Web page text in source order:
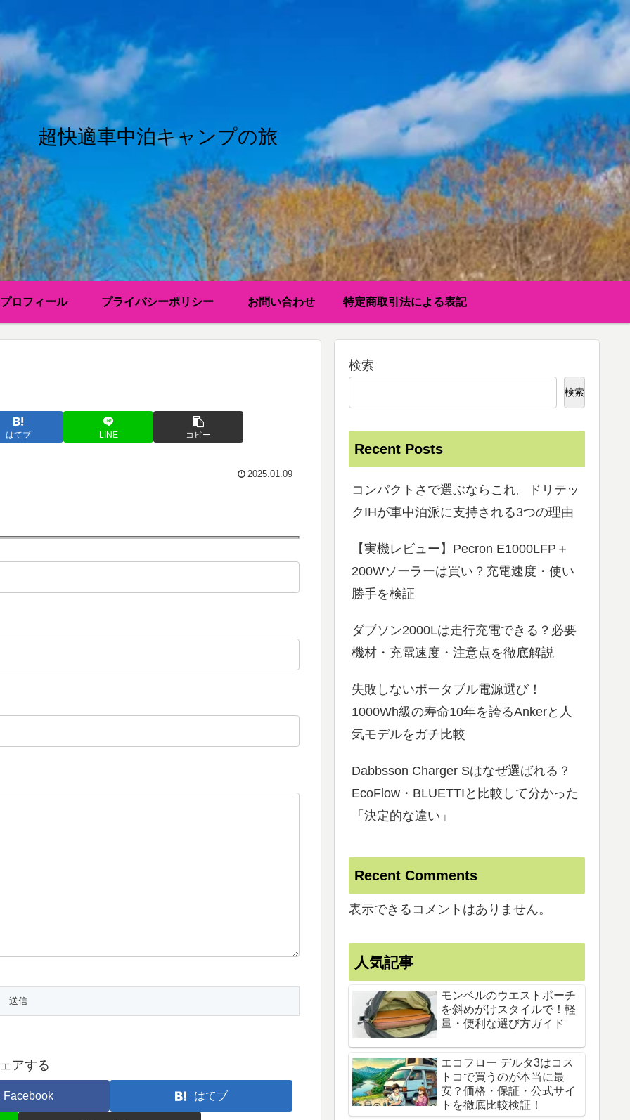
超快適車中泊キャンプの旅
プロフィール プライバシーポリシー お問い合わせ 特定商取引法による表記
はてブ LINE コピー
2025.01.09
アする
Facebook はてブ
検索
検索
Recent Posts
コンパクトさで選ぶならこれ。ドリテッ
クIHが車中泊派に支持される3つの理由
【実機レビュー】Pecron E1000LFP＋
200Wソーラーは買い？充電速度・使い
勝手を検証
ダブソン2000Lは走行充電できる？必要
機材・充電速度・注意点を徹底解説
失敗しないポータブル電源選び！
1000Wh級の寿命10年を誇るAnkerと人
気モデルをガチ比較
Dabbsson Charger Sはなぜ選ばれる？
EcoFlow・BLUETTIと比較して分かった
「決定的な違い」
Recent Comments
表示できるコメントはありません。
人気記事
モンベルのウエストポーチ
を斜めがけスタイルで！軽
量・便利な選び方ガイド
エコフロー デルタ3はコス
トコで買うのが本当に最
安？価格・保証・公式サイ
トを徹底比較検証！